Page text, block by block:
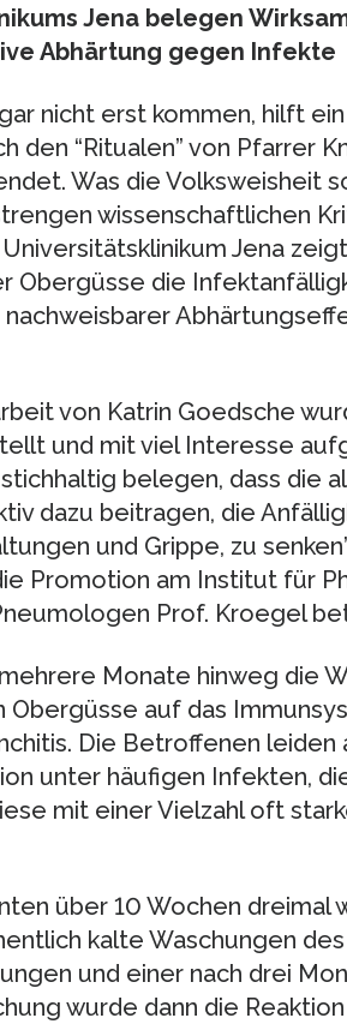
Jena belegen
Abhärtung gegen Infekte
nicht erst kommen, hilft
den “Ritualen” von Pfarrer
Was die Volksweisheit
wissenschaftlichen
Jena
Obergüsse die
von Katrin Goedsche
und mit viel Interesse
belegen, dass die
dazu beitragen, die
und Grippe, zu
Promotion am Institut für
Prof. Kroegel
Monate hinweg die
auf das
Die Betroffenen leiden
unter häufigen Infekten,
mit einer Vielzahl oft
über 10 Wochen dreimal
kalte Waschungen
und einer nach drei
wurde dann die